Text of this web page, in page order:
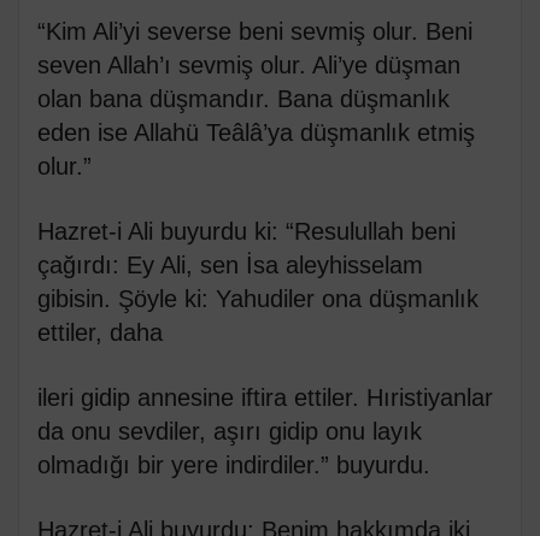
“Kim Ali’yi severse beni sevmiş olur. Beni
seven Allah’ı sevmiş olur. Ali’ye düşman
olan bana düşmandır. Bana düşmanlık
eden ise Allahü Teâlâ’ya düşmanlık etmiş
olur.”
Hazret-i Ali buyurdu ki: “Resulullah beni
çağırdı: Ey Ali, sen İsa aleyhisselam
gibisin. Şöyle ki: Yahudiler ona düşmanlık
ettiler, daha
ileri gidip annesine iftira ettiler. Hıristiyanlar
da onu sevdiler, aşırı gidip onu layık
olmadığı bir yere indirdiler.” buyurdu.
Hazret-i Ali buyurdu: Benim hakkımda iki